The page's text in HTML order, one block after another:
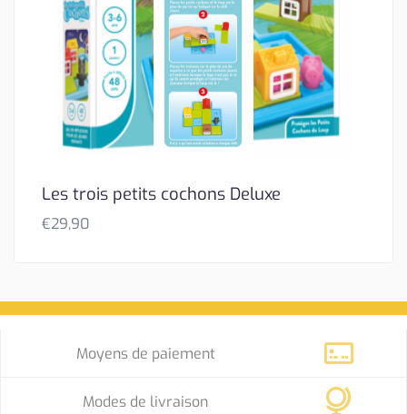
Les trois petits cochons Deluxe
€29,90
Moyens de paiement
Modes de livraison